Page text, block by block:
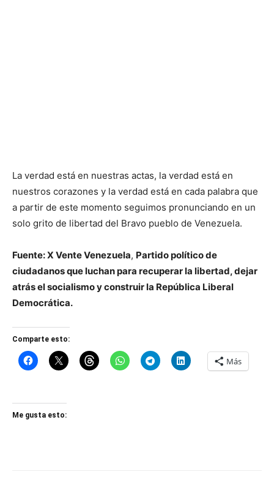
La verdad está en nuestras actas, la verdad está en
nuestros corazones y la verdad está en cada palabra que
a partir de este momento seguimos pronunciando en un
solo grito de libertad del Bravo pueblo de Venezuela.
Fuente: X Vente Venezuela, Partido político de
ciudadanos que luchan para recuperar la libertad, dejar
atrás el socialismo y construir la República Liberal
Democrática.
Comparte esto:
Más
Me gusta esto: